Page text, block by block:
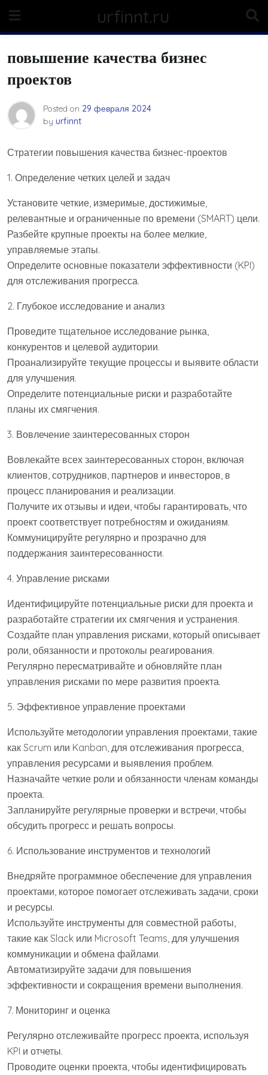
content
urfinnt.ru
повышение качества бизнес
проектов
Posted on 29 февраля 2024
by urfinnt
Стратегии повышения качества бизнес-проектов
1. Определение четких целей и задач
Установите четкие, измеримые, достижимые,
релевантные и ограниченные по времени (SMART) цели.
Разбейте крупные проекты на более мелкие,
управляемые этапы.
Определите основные показатели эффективности (KPI)
для отслеживания прогресса.
2. Глубокое исследование и анализ
Проведите тщательное исследование рынка,
конкурентов и целевой аудитории.
Проанализируйте текущие процессы и выявите области
для улучшения.
Определите потенциальные риски и разработайте
планы их смягчения.
3. Вовлечение заинтересованных сторон
Вовлекайте всех заинтересованных сторон, включая
клиентов, сотрудников, партнеров и инвесторов, в
процесс планирования и реализации.
Получите их отзывы и идеи, чтобы гарантировать, что
проект соответствует потребностям и ожиданиям.
Коммуницируйте регулярно и прозрачно для
поддержания заинтересованности.
4. Управление рисками
Идентифицируйте потенциальные риски для проекта и
разработайте стратегии их смягчения и устранения.
Создайте план управления рисками, который описывает
роли, обязанности и протоколы реагирования.
Регулярно пересматривайте и обновляйте план
управления рисками по мере развития проекта.
5. Эффективное управление проектами
Используйте методологии управления проектами, такие
как Scrum или Kanban, для отслеживания прогресса,
управления ресурсами и выявления проблем.
Назначайте четкие роли и обязанности членам команды
проекта.
Запланируйте регулярные проверки и встречи, чтобы
обсудить прогресс и решать вопросы.
6. Использование инструментов и технологий
Внедряйте программное обеспечение для управления
проектами, которое помогает отслеживать задачи, сроки
и ресурсы.
Используйте инструменты для совместной работы,
такие как Slack или Microsoft Teams, для улучшения
коммуникации и обмена файлами.
Автоматизируйте задачи для повышения
эффективности и сокращения времени выполнения.
7. Мониторинг и оценка
Регулярно отслеживайте прогресс проекта, используя
KPI и отчеты.
Проводите оценки проекта, чтобы идентифицировать